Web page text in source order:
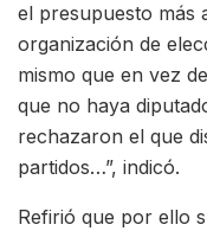
el presupuesto más
organización de
mismo que en vez
que no haya
rechazaron el que
partidos…”, indicó.
Refirió que por ello